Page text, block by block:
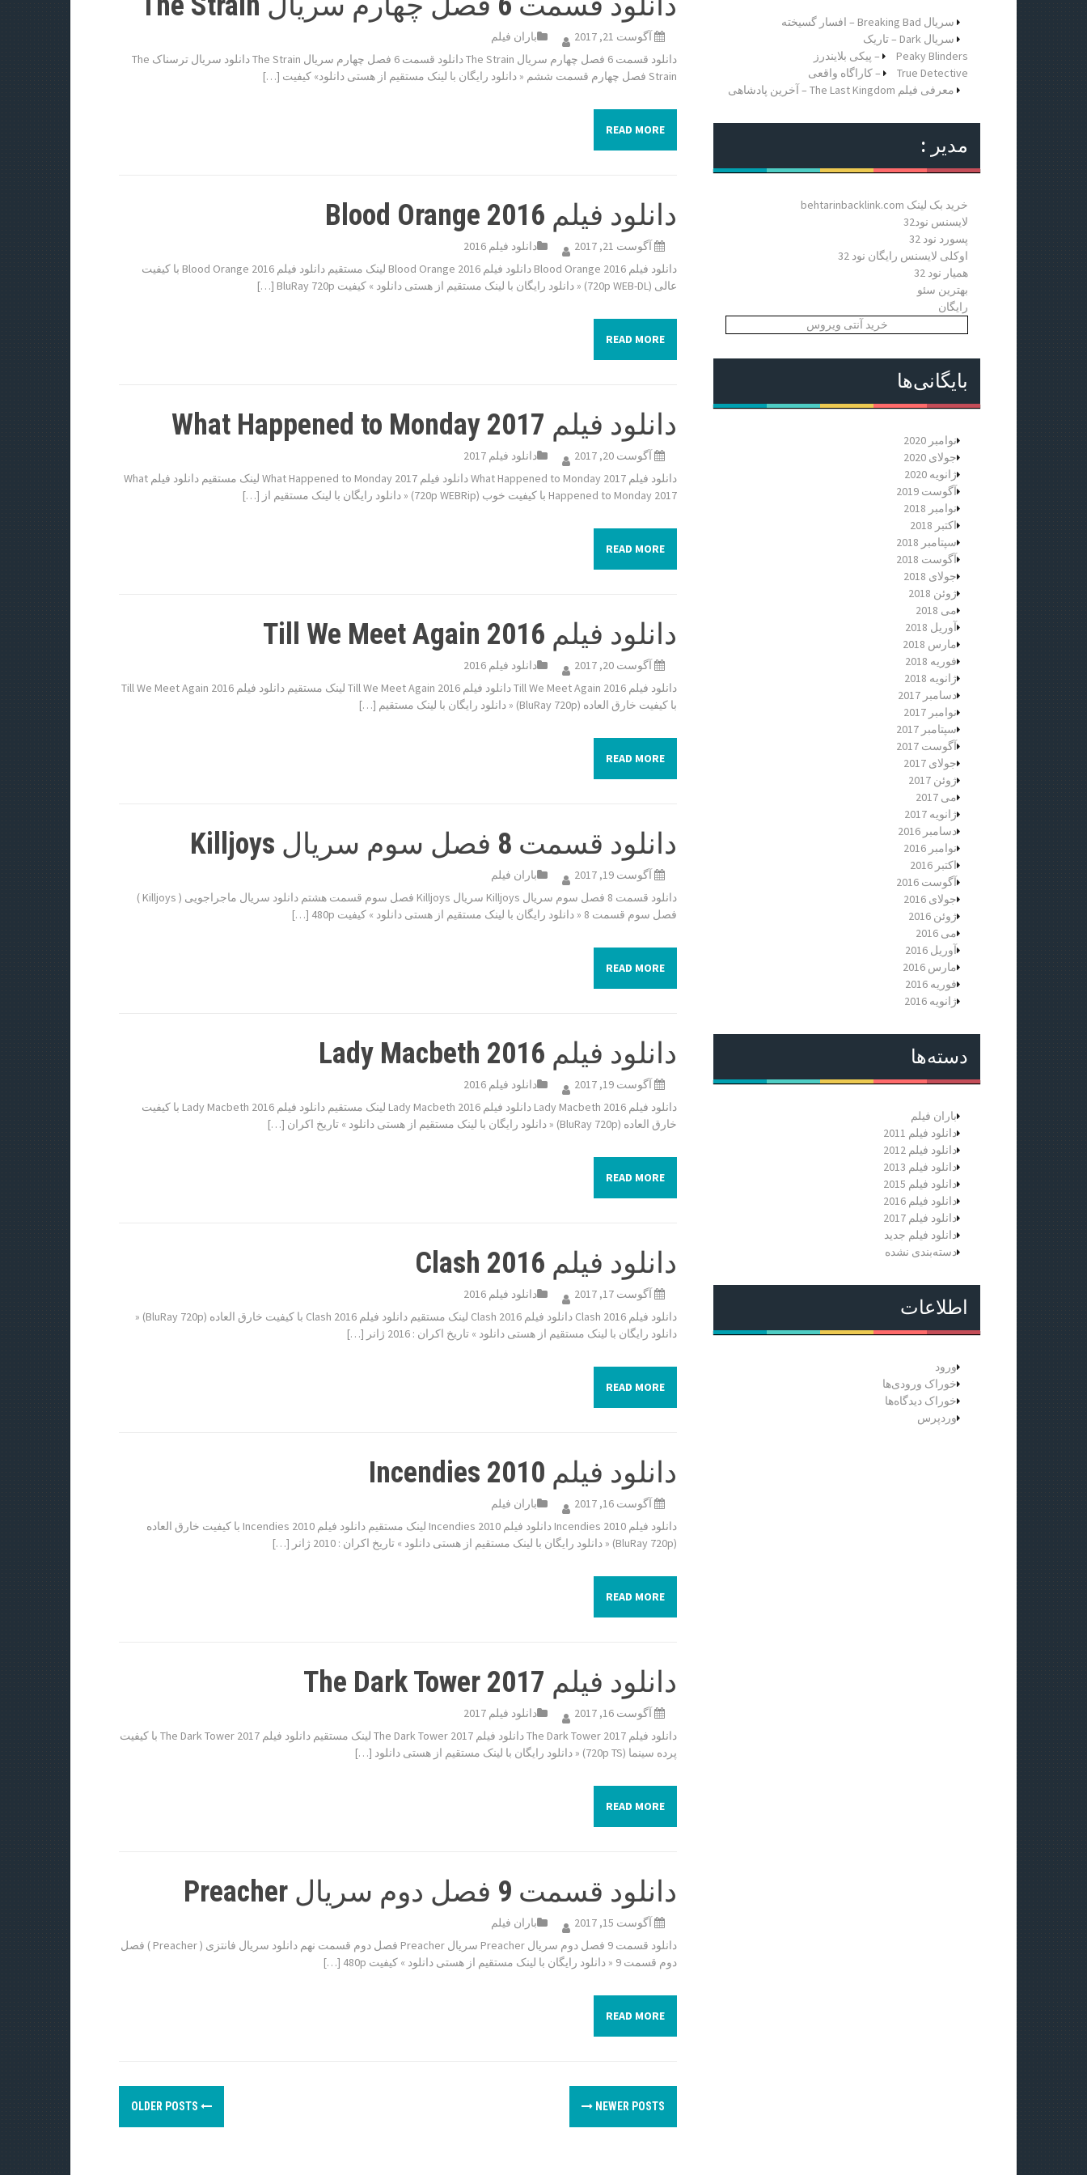
آگوست 21, 2017
باران فیلم
دانلود قسمت 6 فصل چهارم سریال The Strain دانلود قسمت 6 فصل چهارم سریال The Strain دانلود سریال ترسناک The
Strain فصل چهارم قسمت ششم « دانلود رایگان با لینک مستقیم از هستی دانلود» کیفیت […]
READ MORE
دانلود فیلم Blood Orange 2016
آگوست 21, 2017
دانلود فیلم 2016
دانلود فیلم Blood Orange 2016 دانلود فیلم Blood Orange 2016 لینک مستقیم دانلود فیلم Blood Orange 2016 با کیفیت
عالی (720p WEB-DL) « دانلود رایگان با لینک مستقیم از هستی دانلود » کیفیت BluRay 720p […]
READ MORE
دانلود فیلم What Happened to Monday 2017
آگوست 20, 2017
دانلود فیلم 2017
دانلود فیلم What Happened to Monday 2017 دانلود فیلم What Happened to Monday 2017 لینک مستقیم دانلود فیلم What
Happened to Monday 2017 با کیفیت خوب (720p WEBRip) « دانلود رایگان با لینک مستقیم از […]
READ MORE
دانلود فیلم Till We Meet Again 2016
آگوست 20, 2017
دانلود فیلم 2016
دانلود فیلم Till We Meet Again 2016 دانلود فیلم Till We Meet Again 2016 لینک مستقیم دانلود فیلم Till We Meet Again 2016
با کیفیت خارق العاده (BluRay 720p) « دانلود رایگان با لینک مستقیم […]
READ MORE
دانلود قسمت 8 فصل سوم سریال Killjoys
آگوست 19, 2017
باران فیلم
دانلود قسمت 8 فصل سوم سریال Killjoys سریال Killjoys فصل سوم قسمت هشتم دانلود سریال ماجراجویی ( Killjoys )
فصل سوم قسمت 8 « دانلود رایگان با لینک مستقیم از هستی دانلود » کیفیت 480p […]
READ MORE
دانلود فیلم Lady Macbeth 2016
آگوست 19, 2017
دانلود فیلم 2016
دانلود فیلم Lady Macbeth 2016 دانلود فیلم Lady Macbeth 2016 لینک مستقیم دانلود فیلم Lady Macbeth 2016 با کیفیت
خارق العاده (BluRay 720p) « دانلود رایگان با لینک مستقیم از هستی دانلود » تاریخ اکران […]
READ MORE
دانلود فیلم Clash 2016
آگوست 17, 2017
دانلود فیلم 2016
دانلود فیلم Clash 2016 دانلود فیلم Clash 2016 لینک مستقیم دانلود فیلم Clash 2016 با کیفیت خارق العاده (BluRay 720p) «
دانلود رایگان با لینک مستقیم از هستی دانلود » تاریخ اکران : 2016 ژانر […]
READ MORE
دانلود فیلم Incendies 2010
آگوست 16, 2017
باران فیلم
دانلود فیلم Incendies 2010 دانلود فیلم Incendies 2010 لینک مستقیم دانلود فیلم Incendies 2010 با کیفیت خارق العاده
(BluRay 720p) « دانلود رایگان با لینک مستقیم از هستی دانلود » تاریخ اکران : 2010 ژانر […]
READ MORE
دانلود فیلم The Dark Tower 2017
آگوست 16, 2017
دانلود فیلم 2017
دانلود فیلم The Dark Tower 2017 دانلود فیلم The Dark Tower 2017 لینک مستقیم دانلود فیلم The Dark Tower 2017 با کیفیت
پرده سینما (720p TS) « دانلود رایگان با لینک مستقیم از هستی دانلود […]
READ MORE
دانلود قسمت 9 فصل دوم سریال Preacher
آگوست 15, 2017
باران فیلم
دانلود قسمت 9 فصل دوم سریال Preacher سریال Preacher فصل دوم قسمت نهم دانلود سریال فانتزی ( Preacher ) فصل
دوم قسمت 9 « دانلود رایگان با لینک مستقیم از هستی دانلود » کیفیت 480p […]
READ MORE
P
o
NEWER POSTS
:
سریال Breaking Bad – افسار گسیخته
سریال Dark – تاریک
Peaky Blinders – پیکی بلایندرز
True Detective – کاراگاه واقعی
معرفی فیلم The Last Kingdom – آخرین پادشاهی
مدیر :
خرید بک لینک behtarinbacklink.com
لایسنس نود32
پسورد نود 32
اوکلی لایسنس رایگان نود 32
همیار نود 32
بهترین سئو
رایگان
خرید آنتی ویروس
بایگانی‌ها
نوامبر 2020
جولای 2020
ژانویه 2020
آگوست 2019
نوامبر 2018
اکتبر 2018
سپتامبر 2018
آگوست 2018
جولای 2018
ژوئن 2018
می 2018
آوریل 2018
مارس 2018
فوریه 2018
ژانویه 2018
دسامبر 2017
نوامبر 2017
سپتامبر 2017
آگوست 2017
جولای 2017
ژوئن 2017
می 2017
ژانویه 2017
دسامبر 2016
نوامبر 2016
اکتبر 2016
آگوست 2016
جولای 2016
ژوئن 2016
می 2016
آوریل 2016
مارس 2016
فوریه 2016
ژانویه 2016
دسته‌ها
باران فیلم
دانلود فیلم 2011
دانلود فیلم 2012
دانلود فیلم 2013
دانلود فیلم 2015
دانلود فیلم 2016
دانلود فیلم 2017
دانلود فیلم جدید
دسته‌بندی نشده
اطلاعات
ورود
خوراک ورودی‌ها
خوراک دیدگاه‌ها
وردپرس